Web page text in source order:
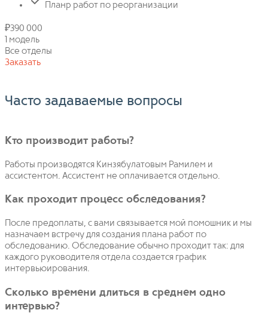
Планр работ по реорганизации
₽390 000
1 модель
Все отделы
Заказать
Часто задаваемые вопросы
Кто производит работы?
Работы производятся Кинзябулатовым Рамилем и
ассистентом. Ассистент не оплачивается отдельно.
Как проходит процесс обследования?
После предоплаты, с вами связывается мой помошник и мы
назначаем встречу для создания плана работ по
обследованию. Обследование обычно проходит так: для
каждого руководителя отдела создается график
интервьюирования.
Сколько времени длиться в среднем одно
интервью?